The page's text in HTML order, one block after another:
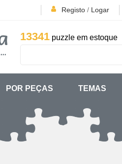
Registo / Logar
13341 puzzle em estoque
POR PEÇAS TEMAS